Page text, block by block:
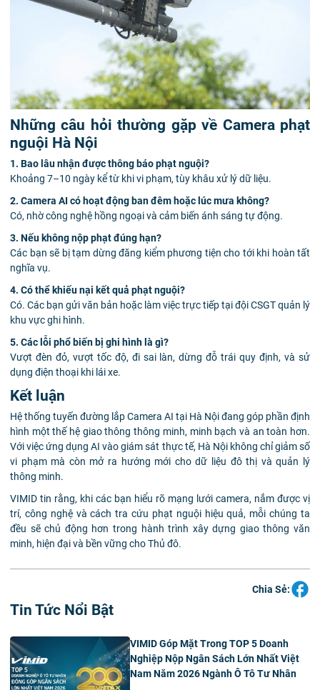
Những câu hỏi thường gặp về Camera phạt
nguội Hà Nội
1. Bao lâu nhận được thông báo phạt nguội?
Khoảng 7–10 ngày kể từ khi vi phạm, tùy khâu xử lý dữ liệu.
2. Camera AI có hoạt động ban đêm hoặc lúc mưa không?
Có, nhờ công nghệ hồng ngoại và cảm biến ánh sáng tự động.
3. Nếu không nộp phạt đúng hạn?
Các bạn sẽ bị tạm dừng đăng kiểm phương tiện cho tới khi hoàn tất
nghĩa vụ.
4. Có thể khiếu nại kết quả phạt nguội?
Có. Các bạn gửi văn bản hoặc làm việc trực tiếp tại đội CSGT quản lý
khu vực ghi hình.
5. Các lỗi phổ biến bị ghi hình là gì?
Vượt đèn đỏ, vượt tốc độ, đi sai làn, dừng đỗ trái quy định, và sử
dụng điện thoại khi lái xe.
Kết luận
Hệ thống tuyến đường lắp Camera AI tại Hà Nội đang góp phần định
hình một thế hệ giao thông thông minh, minh bạch và an toàn hơn.
Với việc ứng dụng AI vào giám sát thực tế, Hà Nội không chỉ giảm số
vi phạm mà còn mở ra hướng mới cho dữ liệu đô thị và quản lý
thông minh.
VIMID tin rằng, khi các bạn hiểu rõ mạng lưới camera, nắm được vị
trí, công nghệ và cách tra cứu phạt nguội hiệu quả, mỗi chúng ta
đều sẽ chủ động hơn trong hành trình xây dựng giao thông văn
minh, hiện đại và bền vững cho Thủ đô.
Chia Sẻ:
Tin Tức Nổi Bật
VIMID Góp Mặt Trong TOP 5 Doanh
Nghiệp Nộp Ngân Sách Lớn Nhất Việt
Nam Năm 2026 Ngành Ô Tô Tư Nhân